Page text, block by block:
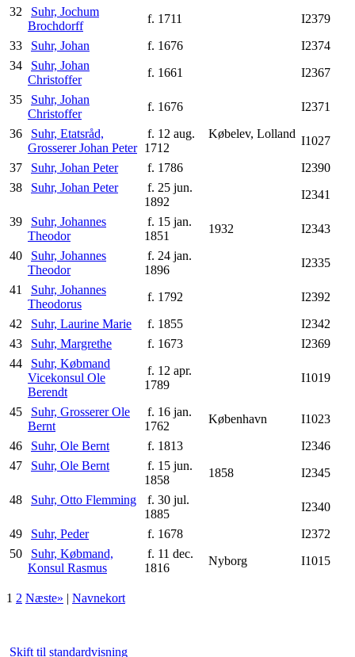
32
Suhr, Jochum
Brochdorff
f. 1711
I2379
33
Suhr, Johan f. 1676
I2374
34
Suhr, Johan
Christoffer
f. 1661
I2367
35
Suhr, Johan
Christoffer
f. 1676
I2371
36
Suhr, Etatsråd,
Grosserer Johan Peter
f. 12 aug.
1712
Købelev, Lolland
I1027
37
Suhr, Johan Peter f. 1786
I2390
38
Suhr, Johan Peter
f. 25 jun.
1892
I2341
39
Suhr, Johannes
Theodor
f. 15 jan.
1851
1932
I2343
40
Suhr, Johannes
Theodor
f. 24 jan.
1896
I2335
41
Suhr, Johannes
Theodorus
f. 1792
I2392
42
Suhr, Laurine Marie f. 1855
I2342
43
Suhr, Margrethe f. 1673
I2369
44
Suhr, Købmand
Vicekonsul Ole
Berendt
f. 12 apr.
1789
I1019
45
Suhr, Grosserer Ole
Bernt
f. 16 jan.
1762
København
I1023
46
Suhr, Ole Bernt f. 1813
I2346
47
Suhr, Ole Bernt
f. 15 jun.
1858
1858
I2345
48
Suhr, Otto Flemming
f. 30 jul.
1885
I2340
49
Suhr, Peder f. 1678
I2372
50
Suhr, Købmand,
Konsul Rasmus
f. 11 dec.
1816
Nyborg I1015
1 2 Næste» | Navnekort
Skift til standardvisning